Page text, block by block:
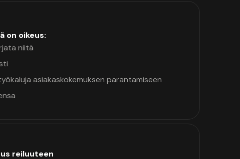
on oikeus:
niitä
asiakaskokemuksen parantamiseen
reiluuteen